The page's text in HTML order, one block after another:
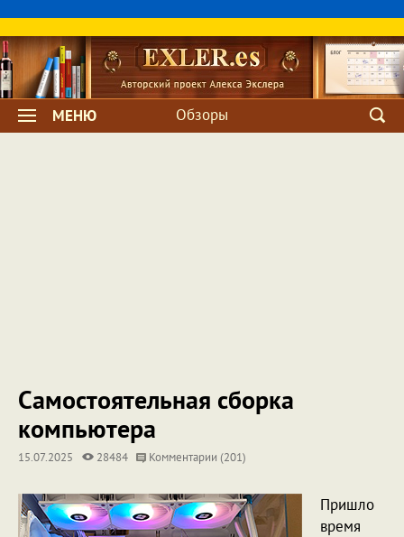
МЕНЮ Обзоры
Самостоятельная сборка
компьютера
15.07.2025 28484 Комментарии (201)
Пришло
время